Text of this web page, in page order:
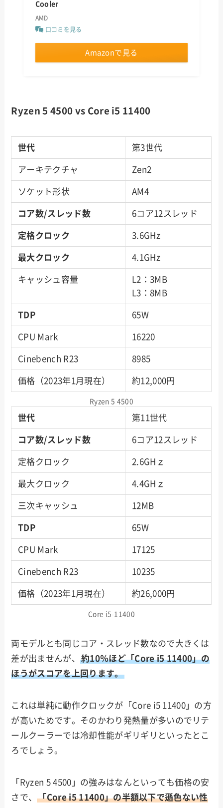
Cooler
AMD
口コミを見る
Amazonで見る
Ryzen 5 4500 vs Core i5 11400
世代 第3世代
アーキテクチャ Zen2
ソケット形状 AM4
コア数/スレッド数 6コア12スレッド
定格クロック 3.6GHz
最大クロック 4.1GHz
キャッシュ容量
L2：3MB
L3：8MB
TDP 65W
CPU Mark 16220
Cinebench R23 8985
価格（2023年1月現在） 約12,000円
Ryzen 5 4500
世代 第11世代
コア数/スレッド数 6コア12スレッド
定格クロック 2.6GHｚ
最大クロック 4.4GHｚ
三次キャッシュ 12MB
TDP 65W
CPU Mark 17125
Cinebench R23 10235
価格（2023年1月現在） 約26,000円
Core i5-11400
両モデルとも同じコア・スレッド数なので大きくは
差が出ませんが、
約10％ほど「Core i5 11400」の
ほうがスコアを上回ります。
これは単純に動作クロックが「Core i5 11400」の方
が高いためです。そのかわり発熱量が多いのでリテ
ールクーラーでは冷却性能がギリギリといったとこ
ろでしょう。
「Ryzen 5 4500」の強みはなんといっても価格の安
さで、「Core i5 11400」の半額以下で遜色ない性